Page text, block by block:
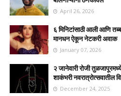
April 26, 2026
६ मिनिटांसाठी आली आणि
मानधन ऐकून नेटकरी अवाक
January 07, 2026
२ जानेवारी रोजी
शाकंभरी नवरात्रोत्सवातील
December 24, 2025